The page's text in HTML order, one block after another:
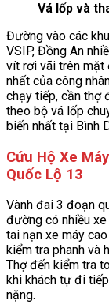
Vá lốp và
Đường vào các
VSIP, Đồng An
vít rơi vãi trên mặt
nhất của công
chạy tiếp, cần thợ
theo bộ vá lốp
biến nhất tại Bình
Cứu Hộ Xe
Quốc Lộ 13
Vành đai 3 đoạn
đường có nhiều
tai nạn xe máy
kiểm tra phanh và
Thợ đến kiểm tra
khi khách tự đi
nặng.